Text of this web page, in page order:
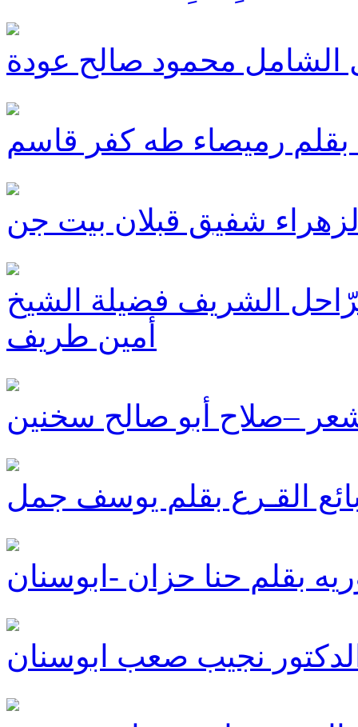
الشامل محمود صالح عودة
رميصاء طه كفر قاسم
الزهراء شفيق قبلان بيت جن
الشريف فضيلة الشيخ
أمين طريف
شعر –صلاح أبو صالح سخنين
القـرع بقلم يوسف جمل
بقلم حنا حزان -ابوسنان
نجيب صعب ابوسنان